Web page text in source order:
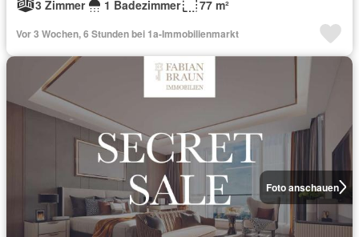
3 Zimmer 1 Badezimmer 77 m²
Vor 3 Wochen, 6 Stunden bei 1a-Immobilienmarkt
Foto anschauen